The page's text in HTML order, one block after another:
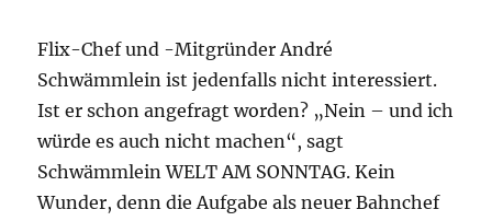
Flix-Chef und -Mitgründer André
Schwämmlein ist jedenfalls nicht interessiert.
Ist er schon angefragt worden? „Nein – und ich
würde es auch nicht machen“, sagt
Schwämmlein WELT AM SONNTAG. Kein
Wunder, denn die Aufgabe als neuer Bahnchef